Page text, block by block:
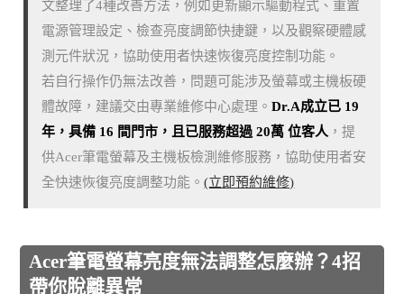
文整理了4種改善方法，例如更新顯示驅動程式、重置
電源管理設定、檢查亮度調節快捷鍵，以及觀察硬體感
測元件狀況，協助使用者快速恢復亮度控制功能。
若自行操作仍無法改善，問題可能涉及螢幕或主機板硬
體故障，建議交由專業維修中心處理。Dr.A成立已 19
年，具備 16 間門市，且已服務超過 20萬 位客人，提
供Acer筆電螢幕及主機板檢測維修服務，協助使用者安
全快速恢復亮度調整功能。(立即預約維修)
Acer筆電螢幕亮度無法調整怎麼辦？4招
帶你脫離異常